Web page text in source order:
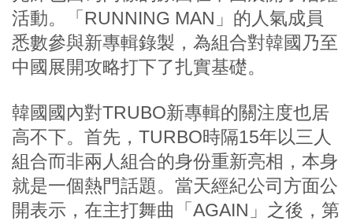
活動。「RUNNING MAN」的人氣成員
悉數參與新專輯錄製，為組合對韓國乃至
中國展開攻略打下了扎實基礎。
韓國國內對TRUBO新專輯的關注度也居
高不下。首先，TURBO時隔15年以三人
組合而非兩人組合的身份重新亮相，本身
就是一個熱門話題。當天經紀公司方面公
開表示，在主打舞曲「AGAIN」之後，第